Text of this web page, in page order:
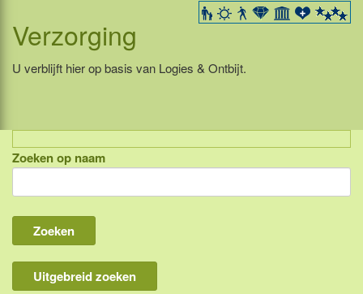
Verzorging
U verblijft hier op basis van Logies & Ontbijt.
Indonesië, eilandcombinaties
Bali
Lombok
Flores & Komodo
Overige Sunda eilanden
Zoeken op naam
Uitgebreid zoeken